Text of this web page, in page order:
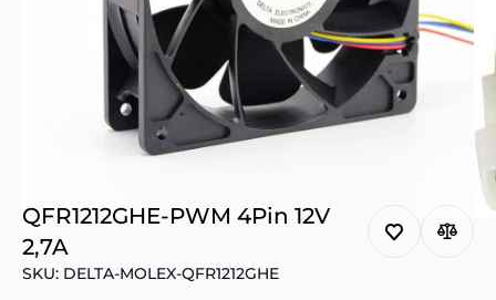
QFR1212GHE-PWM 4Pin 12V
2,7A
SKU: DELTA-MOLEX-QFR1212GHE